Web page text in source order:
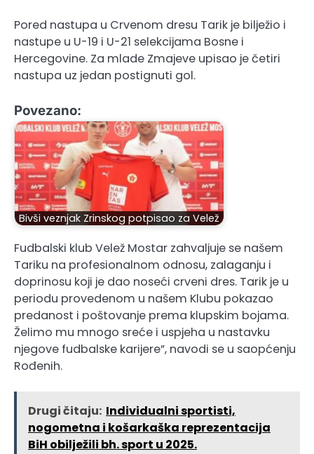
Pored nastupa u Crvenom dresu Tarik je bilježio i
nastupe u U-19 i U-21 selekcijama Bosne i
Hercegovine. Za mlade Zmajeve upisao je četiri
nastupa uz jedan postignuti gol.
Povezano:
Bivši veznjak Zrinskog potpisao za Velež
Fudbalski klub Velež Mostar zahvaljuje se našem
Tariku na profesionalnom odnosu, zalaganju i
doprinosu koji je dao noseći crveni dres. Tarik je u
periodu provedenom u našem Klubu pokazao
predanost i poštovanje prema klupskim bojama.
Želimo mu mnogo sreće i uspjeha u nastavku
njegove fudbalske karijere”, navodi se u saopćenju
Rođenih.
Drugi čitaju: Individualni sportisti,
nogometna i košarkaška reprezentacija
BiH obilježili bh. sport u 2025.